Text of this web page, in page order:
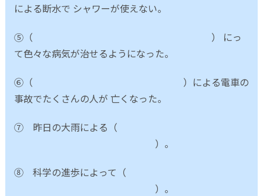
による断水で シャワーが使えない。
⑤（ ） にっ
て色々な病気が治せるようになった。
⑥（ ）による電車の
事故でたくさんの人が 亡くなった。
⑦ 昨日の大雨による（
）。
⑧ 科学の進歩によって（
）。